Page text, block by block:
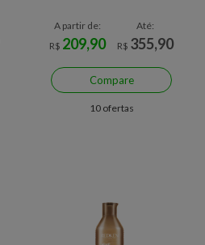
A partir de:
R$ 209,90
Até:
R$ 355,90
Compare
10 ofertas